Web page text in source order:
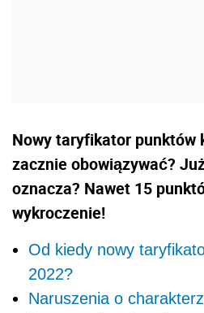
Nowy taryfikator punktów
zacznie obowiązywać?
oznacza? Nawet 15
wykroczenie!
Od kiedy nowy
2022?
Naruszenia o